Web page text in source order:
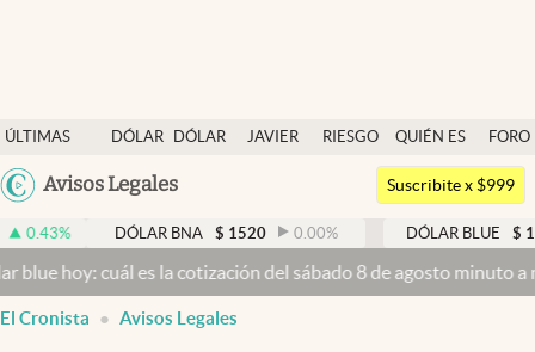
ÚLTIMAS
NOTICIAS
DÓLAR
DÓLAR
JAVIER
RIESGO
QUIÉN ES
QUIÉN
FORO
Argentina
México
Avisos Legales
Dólar
Members
Economía y Política
Finanzas y Mercados
Mercados Online
Suscribite x $999
DÓLAR BNA $ 1520 0.00% DÓLAR BLUE $ 1525 -0.33
es la cotización del sábado 8 de agosto minuto a minuto
El Cronista Avisos Legales